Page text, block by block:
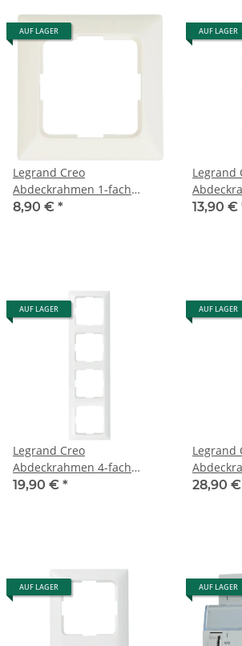
AUF LAGER
Legrand Creo
Abdeckrahmen 1-fach
776201
8,90 € *
AUF LAGER
Legrand
776203
13,90 €
AUF LAGER
Legrand Creo
Abdeckrahmen 4-fach
776204
19,90 € *
AUF LAGER
Legrand
776205
28,90 €
AUF LAGER AUF LAGER